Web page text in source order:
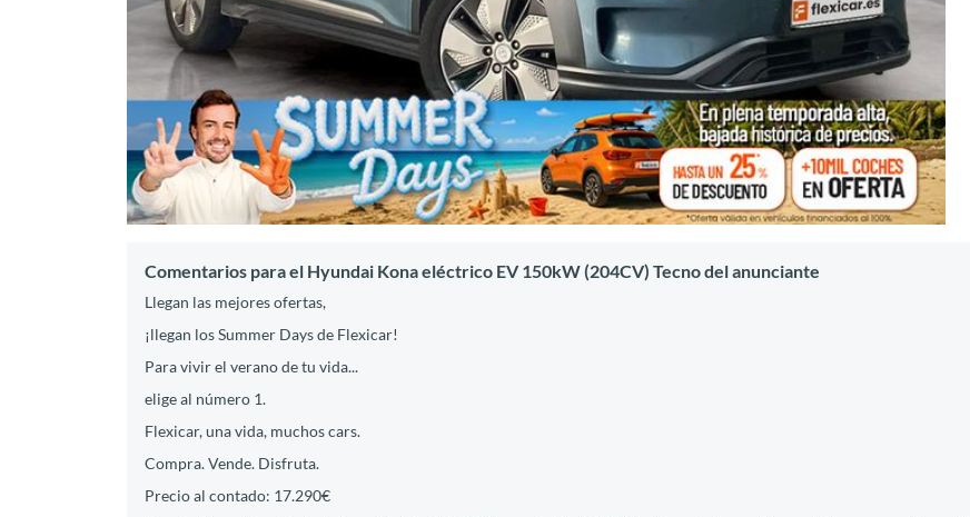
Comentarios para el Hyundai Kona eléctrico EV 150kW (204CV) Tecno del anunciante
Llegan las mejores ofertas,
¡llegan los Summer Days de Flexicar!
Para vivir el verano de tu vida...
elige al número 1.
Flexicar, una vida, muchos cars.
Compra. Vende. Disfruta.
Precio al contado: 17.290€